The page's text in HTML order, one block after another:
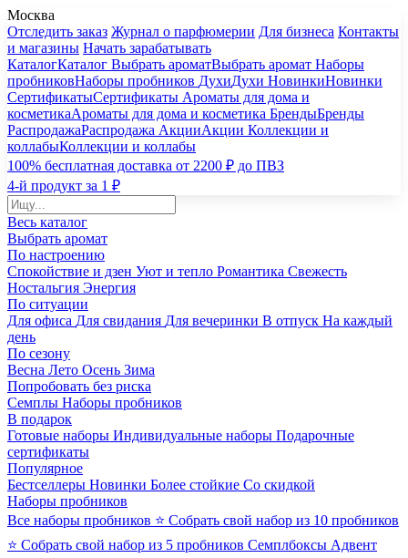
Москва
Отследить заказ Журнал о парфюмерии Для бизнеса Контакты
и магазины Начать зарабатывать
КаталогКаталог Выбрать ароматВыбрать аромат Наборы
пробниковНаборы пробников ДухиДухи НовинкиНовинки
СертификатыСертификаты Ароматы для дома и
косметикаАроматы для дома и косметика БрендыБренды
РаспродажаРаспродажа АкцииАкции Коллекции и
коллабыКоллекции и коллабы
100% бесплатная доставка от 2200 ₽ до ПВЗ
4-й продукт за 1 ₽
Весь каталог
Выбрать аромат
По настроению
Спокойствие и дзен Уют и тепло Романтика Свежесть
Ностальгия Энергия
По ситуации
Для офиса Для свидания Для вечеринки В отпуск На каждый
день
По сезону
Весна Лето Осень Зима
Попробовать без риска
Семплы Наборы пробников
В подарок
Готовые наборы Индивидуальные наборы Подарочные
сертификаты
Популярное
Бестселлеры Новинки Более стойкие Со скидкой
Наборы пробников
Все наборы пробников ⭐ Собрать свой набор из 10 пробников
⭐ Собрать свой набор из 5 пробников Семплбоксы Адвент